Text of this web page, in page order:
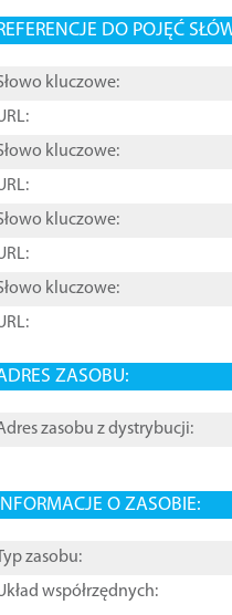
DO POJĘĆ
kluczowe:
kluczowe:
kluczowe:
kluczowe:
ZASOBU:
zasobu z dystrybucji:
INFORMACJE O ZASOBIE:
zasobu:
współrzędnych: